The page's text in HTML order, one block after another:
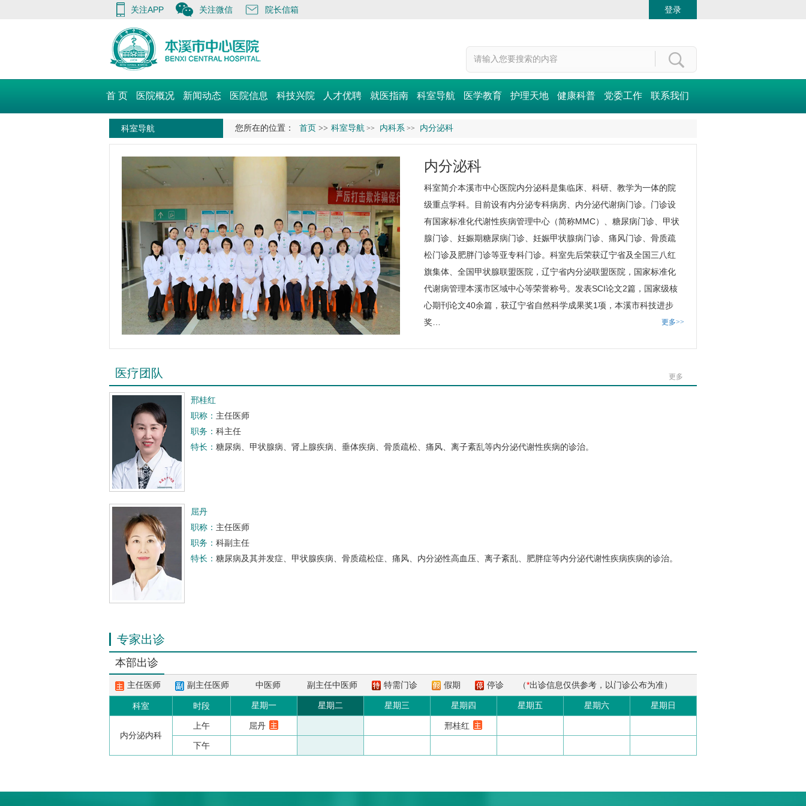
关注APP 关注微信 院长信箱 登录
首 页 医院概况 新闻动态 医院信息 科技兴院 人才优聘 就医指南 科室导航 医学教育 护理天地 健康科普 党委工作 联系我们
您所在的位置： 首页 >> 科室导航 >> 内科系 >> 内分泌科
科室导航
内分泌科
科室简介本溪市中心医院内分泌科是集临床、科研、教学为一体的院
级重点学科。目前设有内分泌专科病房、内分泌代谢病门诊。门诊设
有国家标准化代谢性疾病管理中心（简称MMC）、糖尿病门诊、甲状
腺门诊、妊娠期糖尿病门诊、妊娠甲状腺病门诊、痛风门诊、骨质疏
松门诊及肥胖门诊等亚专科门诊。科室先后荣获辽宁省及全国三八红
旗集体、全国甲状腺联盟医院，辽宁省内分泌联盟医院，国家标准化
代谢病管理本溪市区域中心等荣誉称号。发表SCI论文2篇，国家级核
心期刊论文40余篇，获辽宁省自然科学成果奖1项，本溪市科技进步
奖…
更多>>
更多
医疗团队
邢桂红
职称： 主任医师
职务： 科主任
特长： 糖尿病、甲状腺病、肾上腺疾病、垂体疾病、骨质疏松、痛风、离子紊乱等内分泌代谢性疾病的诊治。
屈丹
职称： 主任医师
职务： 科副主任
特长： 糖尿病及其并发症、甲状腺疾病、骨质疏松症、痛风、内分泌性高血压、离子紊乱、肥胖症等内分泌代谢性疾病疾病的诊治。
专家出诊
本部出诊
主任医师 副主任医师 中医师 副主任中医师 特需门诊 假期 停诊 （*出诊信息仅供参考，以门诊公布为准）
科室 时段 星期一 星期二 星期三 星期四 星期五 星期六 星期日
内分泌内科
上午 屈丹 邢桂红
下午